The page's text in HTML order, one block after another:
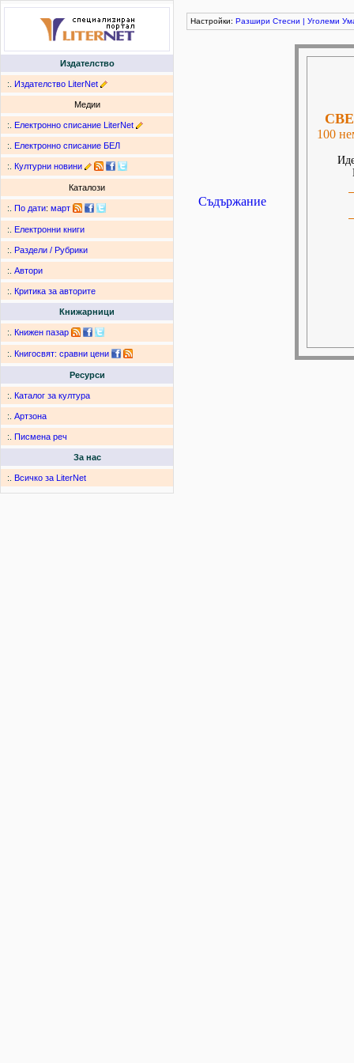
Издателство
:. Издателство LiterNet
Медии
:. Електронно списание LiterNet
:. Електронно списание БЕЛ
:. Културни новини
Каталози
:. По дати: март
:. Електронни книги
:. Раздели / Рубрики
:. Автори
:. Критика за авторите
Книжарници
:. Книжен пазар
:. Книгосвят: сравни цени
Ресурси
:. Каталог за култура
:. Артзона
:. Писмена реч
За нас
:. Всичко за LiterNet
Настройки: Разшири Стесни | Уголеми
Съдържание
100